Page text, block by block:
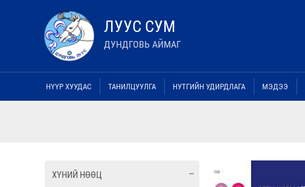
ЛУУС СУМ
ДУНДГОВЬ АЙМАГ
НҮҮР ХУУДАС ТАНИЛЦУУЛГА НУТГИЙН УДИРДЛАГА МЭДЭЭ
ХҮНИЙ НӨӨЦ